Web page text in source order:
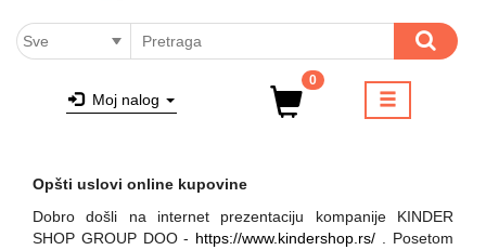
Moj nalog
0
SVI PROIZVODI
ŽVAKE
LIZALICE
BOMBONE 1KG
GUMENE BOMBONE
Opšti uslovi online kupovine
Dobro došli na internet prezentaciju kompanije KINDER
SHOP GROUP DOO - https://www.kindershop.rs/
. Posetom